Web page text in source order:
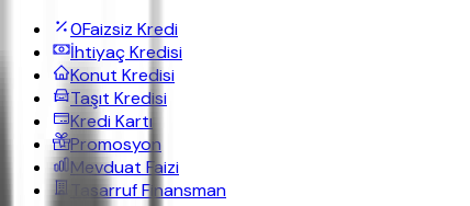
0Faizsiz Kredi
İhtiyaç Kredisi
Konut Kredisi
Taşıt Kredisi
Kredi Kartı
Promosyon
Mevduat Faizi
Tasarruf Finansman